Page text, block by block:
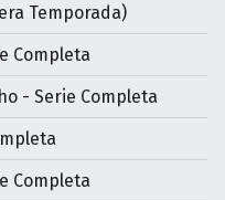
Temporada)
Completa
- Serie Completa
Completa